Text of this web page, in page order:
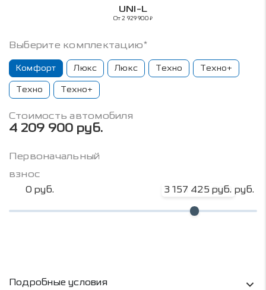
UNI-L
От 2 929 900₽
Выберите комплектацию*
Комфорт Люкс Люкс Техно Техно+
Техно Техно+
Стоимость автомобиля
4 209 900 руб.
Первоначальный
взнос
0 руб. 3 157 425 руб.
4 209 900 руб.
Условия кредитования и информация о
Подробные условия